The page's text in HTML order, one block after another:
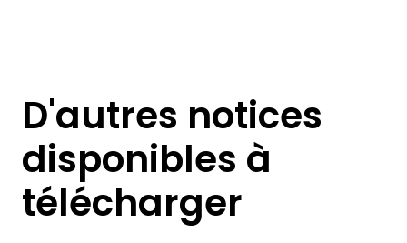
D'autres notices
disponibles à
télécharger